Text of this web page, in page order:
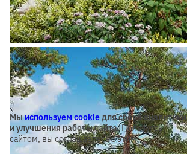
Мыиспользуем cookieдля сбора аналитики
и улучшения работы сайта.Пользуясь
сайтом, вы соглашаетесь с этим.